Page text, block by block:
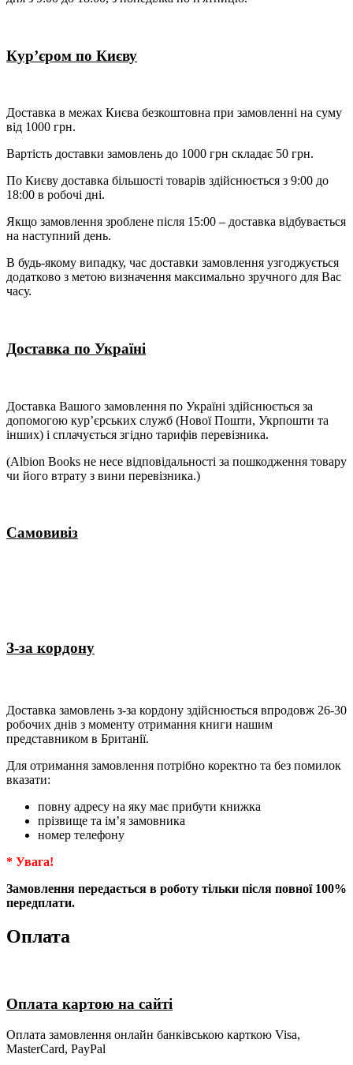
Кур’єром по Києву
Доставка в межах Києва безкоштовна при замовленні на суму
від 1000 грн.
Вартість доставки замовлень до 1000 грн складає 50 грн.
По Києву доставка більшості товарів здійснюється з 9:00 до
18:00 в робочі дні.
Якщо замовлення зроблене після 15:00 – доставка відбувається
на наступний день.
В будь-якому випадку, час доставки замовлення узгоджується
додатково з метою визначення максимально зручного для Вас
часу.
Доставка по Україні
Доставка Вашого замовлення по Україні здійснюється за
допомогою кур’єрських служб (Нової Пошти, Укрпошти та
інших) і сплачується згідно тарифів перевізника.
(Albion Books не несе відповідальності за пошкодження товару
чи його втрату з вини перевізника.)
Самовивіз
З-за кордону
Доставка замовлень з-за кордону здійснюється впродовж 26-30
робочих днів з моменту отримання книги нашим
представником в Британії.
Для отримання замовлення потрібно коректно та без помилок
вказати:
повну адресу на яку має прибути книжка
прізвище та ім’я замовника
номер телефону
* Увага!
Замовлення передається в роботу тільки після повної 100%
передплати.
Оплата
Оплата картою на сайті
Оплата замовлення онлайн банківською карткою Visa,
MasterCard, PayPal